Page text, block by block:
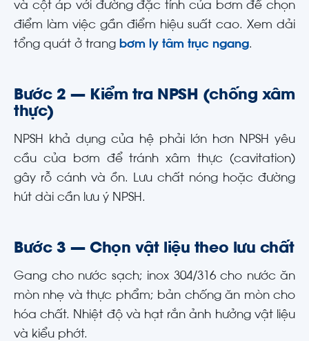
và cột áp với đường đặc tính của bơm để chọn
điểm làm việc gần điểm hiệu suất cao. Xem dải
tổng quát ở trang bơm ly tâm trục ngang.
Bước 2 — Kiểm tra NPSH (chống xâm
thực)
NPSH khả dụng của hệ phải lớn hơn NPSH yêu
cầu của bơm để tránh xâm thực (cavitation)
gây rỗ cánh và ồn. Lưu chất nóng hoặc đường
hút dài cần lưu ý NPSH.
Bước 3 — Chọn vật liệu theo lưu chất
Gang cho nước sạch; inox 304/316 cho nước ăn
mòn nhẹ và thực phẩm; bản chống ăn mòn cho
hóa chất. Nhiệt độ và hạt rắn ảnh hưởng vật liệu
và kiểu phớt.